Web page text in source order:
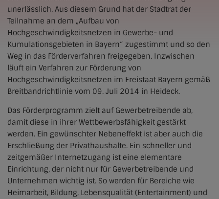
unerlässlich. Aus diesem Grund hat der Stadtrat der
Teilnahme an dem „Aufbau von
Hochgeschwindigkeitsnetzen in Gewerbe- und
Kumulationsgebieten in Bayern“ zugestimmt und so den
Weg in das Förderverfahren freigegeben. Inzwischen
läuft ein Verfahren zur Förderung von
Hochgeschwindigkeitsnetzen im Freistaat Bayern gemäß
Breitbandrichtlinie vom 09. Juli 2014 in Heideck.
Das Förderprogramm zielt auf Gewerbetreibende ab,
damit diese in ihrer Wettbewerbsfähigkeit gestärkt
werden. Ein gewünschter Nebeneffekt ist aber auch die
Erschließung der Privathaushalte. Ein schneller und
zeitgemäßer Internetzugang ist eine elementare
Einrichtung, der nicht nur für Gewerbetreibende und
Unternehmen wichtig ist. So werden für Bereiche wie
Heimarbeit, Bildung, Lebensqualität (Entertainment) und